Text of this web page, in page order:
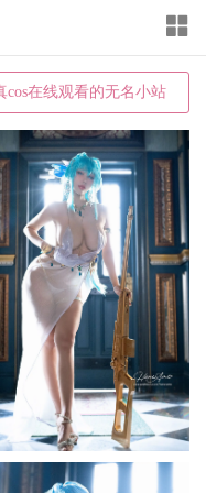
在线观看的无名小站
T
o
g
g
l
e
n
a
v
i
g
a
t
i